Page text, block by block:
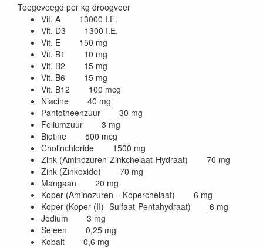
Toegevoegd per kg droogvoer
Vit. A 13000 I.E.
Vit. D3 1300 I.E.
Vit. E 150 mg
Vit. B1 10 mg
Vit. B2 15 mg
Vit. B6 15 mg
Vit. B12 100 mcg
Niacine 40 mg
Pantotheenzuur 30 mg
Foliumzuur 3 mg
Biotine 500 mcg
Cholinchloride 1500 mg
Zink (Aminozuren-Zinkchelaat-Hydraat) 70 mg
Zink (Zinkoxide) 70 mg
Mangaan 20 mg
Koper (Aminozuren – Koperchelaat) 6 mg
Koper (Koper (II)- Sulfaat-Pentahydraat) 6 mg
Jodium 3 mg
Seleen 0,25 mg
Kobalt 0,6 mg